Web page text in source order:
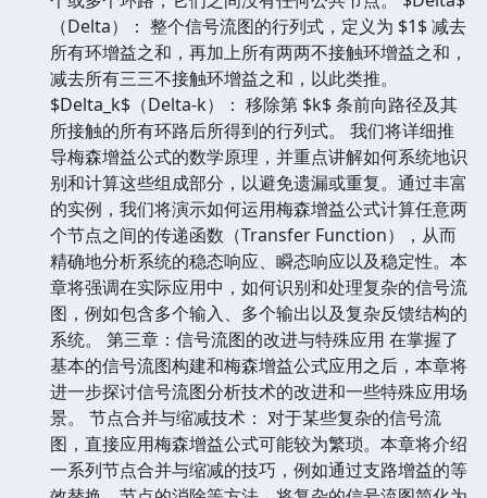
（Delta）： 整个信号流图的行列式，定义为 $1$ 减去
所有环增益之和，再加上所有两两不接触环增益之和，
减去所有三三不接触环增益之和，以此类推。
$Delta_k$（Delta-k）： 移除第 $k$ 条前向路径及其
所接触的所有环路后所得到的行列式。 我们将详细推
导梅森增益公式的数学原理，并重点讲解如何系统地识
别和计算这些组成部分，以避免遗漏或重复。通过丰富
的实例，我们将演示如何运用梅森增益公式计算任意两
个节点之间的传递函数（Transfer Function），从而
精确地分析系统的稳态响应、瞬态响应以及稳定性。本
章将强调在实际应用中，如何识别和处理复杂的信号流
图，例如包含多个输入、多个输出以及复杂反馈结构的
系统。 第三章：信号流图的改进与特殊应用 在掌握了
基本的信号流图构建和梅森增益公式应用之后，本章将
进一步探讨信号流图分析技术的改进和一些特殊应用场
景。 节点合并与缩减技术： 对于某些复杂的信号流
图，直接应用梅森增益公式可能较为繁琐。本章将介绍
一系列节点合并与缩减的技巧，例如通过支路增益的等